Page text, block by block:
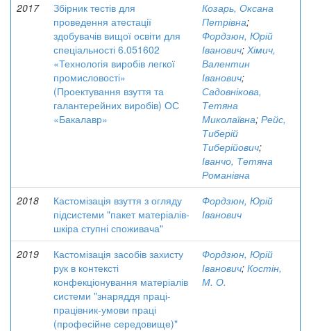
2017
Збірник тестів для
проведення атестації
здобувачів вищої освіти для
спеціальності 6.051602
«Технологія виробів легкої
промисловості»
(Проектування взуття та
галантерейних виробів) ОС
«Бакалавр»
Козарь, Оксана
Петрівна;
Фордзюн, Юрій
Іванович; Хімич,
Валентин
Іванович;
Садовнікова,
Тетяна
Миколаївна; Рейс,
Тиберій
Тиберійович;
Іванчо, Тетяна
Романівна
2018
Кастомізація взуття з огляду
підсистеми "пакет матеріалів-
шкіра ступні споживача"
Фордзюн, Юрій
Іванович
2019
Кастомізація засобів захисту
рук в контексті
конфекціонування матеріалів
системи "знаряддя праці-
працівник-умови праці
(професійне середовище)"
Фордзюн, Юрій
Іванович; Костін,
М. О.